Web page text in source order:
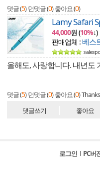
댓글 (5) 먼댓글 (0) 좋아요 (0)
Lamy Safari
44,000원 (10%↓)
판매업체 :베스
올해도, 사랑합니다. 내년도
댓글 (5) 먼댓글 (0) 좋아요 (0)
댓글쓰기 좋아요
로그인 l PC버